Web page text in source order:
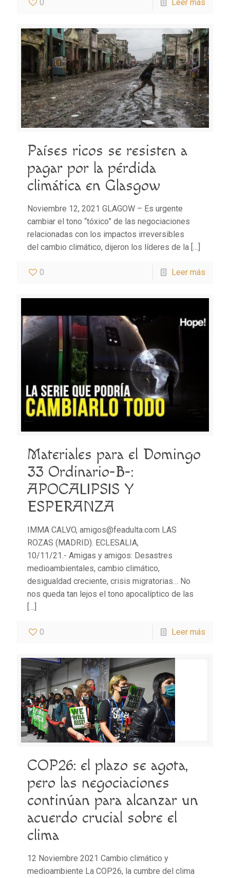
0 Leer más
Países ricos se resisten a
pagar por la pérdida
climática en Glasgow
Noviembre 12, 2021 GLAGOW – Es urgente
cambiar el tono “tóxico” de las negociaciones
relacionadas con los impactos irreversibles
del cambio climático, dijeron los líderes de la […]
0 Leer más
Materiales para el Domingo
33 Ordinario-B-:
APOCALIPSIS Y
ESPERANZA
IMMA CALVO, amigos@feadulta.com LAS
ROZAS (MADRID). ECLESALIA,
10/11/21.- Amigas y amigos: Desastres
medioambientales, cambio climático,
desigualdad creciente, crisis migratorias… No
nos queda tan lejos el tono apocalíptico de las
[…]
0 Leer más
COP26: el plazo se agota,
pero las negociaciones
continúan para alcanzar un
acuerdo crucial sobre el
clima
12 Noviembre 2021 Cambio climático y
medioambiente La COP26, la cumbre del clima